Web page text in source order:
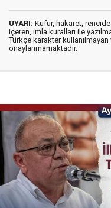
UYARI: Küfür, hakaret,
içeren, imla kuralları ile
Türkçe karakter
onaylanmamaktadır.